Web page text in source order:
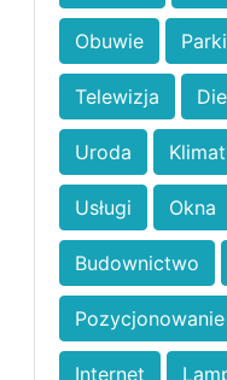
Obuwie
Telewizja
Uroda
Usługi Okna
Budownictwo
Pozycjonowanie
Internet